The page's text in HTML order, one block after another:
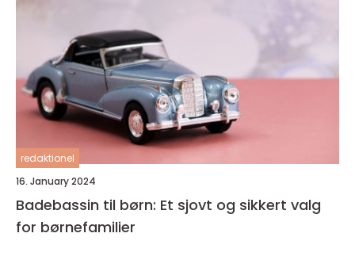
redaktionel
16. January 2024
Badebassin til børn: Et sjovt og sikkert valg
for børnefamilier